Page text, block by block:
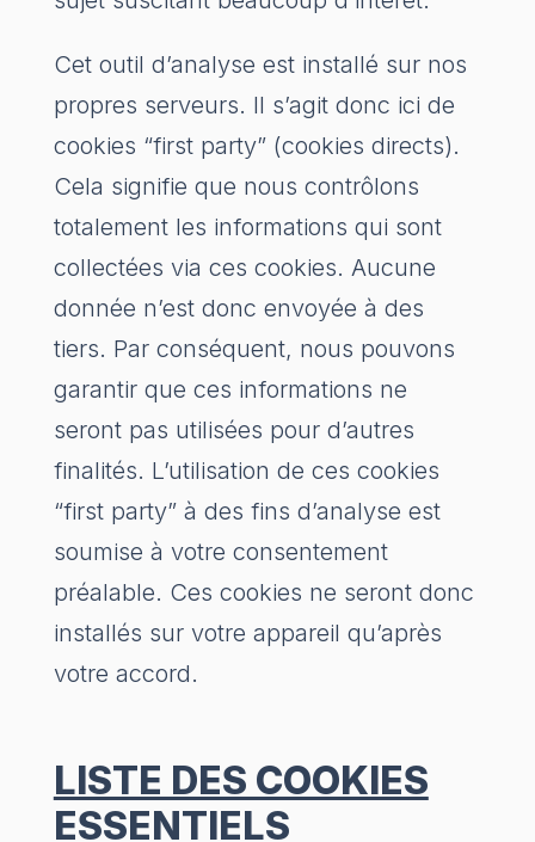
Cet outil d’analyse est installé sur nos
propres serveurs. Il s’agit donc ici de
cookies “first party” (cookies directs).
Cela signifie que nous contrôlons
totalement les informations qui sont
collectées via ces cookies. Aucune
donnée n’est donc envoyée à des
tiers. Par conséquent, nous pouvons
garantir que ces informations ne
seront pas utilisées pour d’autres
finalités. L’utilisation de ces cookies
“first party” à des fins d’analyse est
soumise à votre consentement
préalable. Ces cookies ne seront donc
installés sur votre appareil qu’après
votre accord.
LISTE DES COOKIES
ESSENTIELS